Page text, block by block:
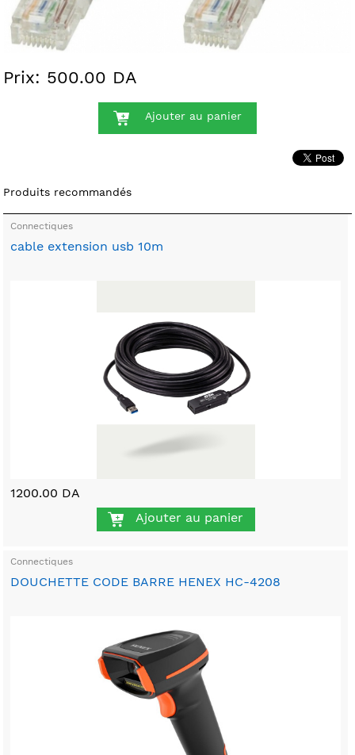
Prix: 500.00 DA
Ajouter au panier
Produits recommandés
Connectiques
cable extension usb 10m
1200.00 DA
Ajouter au panier
Connectiques
DOUCHETTE CODE BARRE HENEX HC-4208